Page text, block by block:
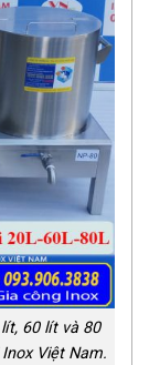
60 lít và 80
Việt Nam.